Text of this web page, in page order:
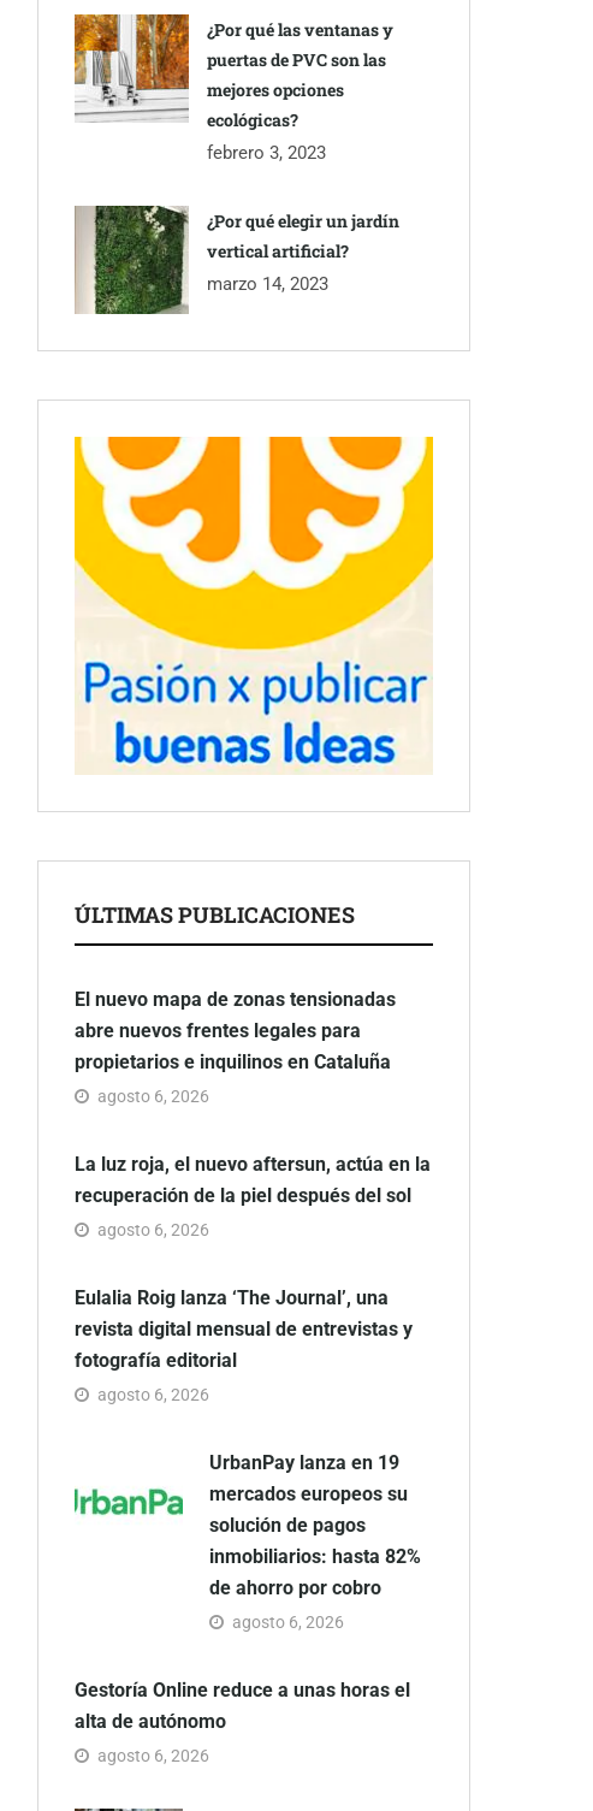
¿Por qué las ventanas y
puertas de PVC son las
mejores opciones
ecológicas?
febrero 3, 2023
¿Por qué elegir un jardín
vertical artificial?
marzo 14, 2023
ÚLTIMAS PUBLICACIONES
El nuevo mapa de zonas tensionadas
abre nuevos frentes legales para
propietarios e inquilinos en Cataluña
agosto 6, 2026
La luz roja, el nuevo aftersun, actúa en la
recuperación de la piel después del sol
agosto 6, 2026
Eulalia Roig lanza ‘The Journal’, una
revista digital mensual de entrevistas y
fotografía editorial
agosto 6, 2026
UrbanPay lanza en 19
mercados europeos su
solución de pagos
inmobiliarios: hasta 82%
de ahorro por cobro
agosto 6, 2026
Gestoría Online reduce a unas horas el
alta de autónomo
agosto 6, 2026